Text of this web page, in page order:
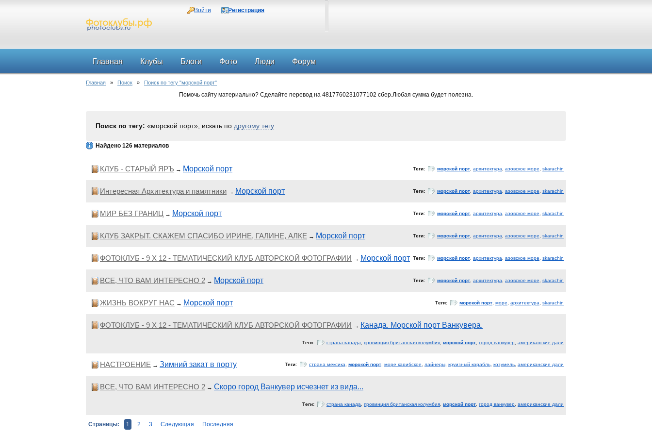
Войти Регистрация
Главная Клубы Блоги Фото Люди Форум
Главная » Поиск » Поиск по тегу "морской порт"
Помочь сайту материально? Сделайте перевод на 4817760231077102 сбер.Любая сумма будет полезна.
Поиск по тегу: «морской порт», искать по другому тегу
Найдено 126 материалов
КЛУБ - СТАРЫЙ ЯРЪ → Морской порт Теги: морской порт архитектура азовское море skarachin
Интересная Архитектура и памятники → Морской порт Теги: морской порт архитектура азовское море skarachin
МИР БЕЗ ГРАНИЦ → Морской порт Теги: морской порт архитектура азовское море skarachin
КЛУБ ЗАКРЫТ. СКАЖЕМ СПАСИБО ИРИНЕ, ГАЛИНЕ, АЛКЕ → Морской порт Теги: морской порт архитектура азовское море skarachin
ФОТОКЛУБ - 9 Х 12 - ТЕМАТИЧЕСКИЙ КЛУБ АВТОРСКОЙ ФОТОГРАФИИ → Морской порт Теги: морской порт архитектура азовское море skarachin
ВСЕ, ЧТО ВАМ ИНТЕРЕСНО 2 → Морской порт Теги: морской порт архитектура азовское море skarachin
ЖИЗНЬ ВОКРУГ НАС → Морской порт Теги: морской порт море архитектура skarachin
ФОТОКЛУБ - 9 Х 12 - ТЕМАТИЧЕСКИЙ КЛУБ АВТОРСКОЙ ФОТОГРАФИИ → Канада. Морской порт Ванкувера.
Теги: страна канада провинция британская колумбия морской порт город ванкувер американские дали
НАСТРОЕНИЕ → Зимний закат в порту Теги: страна мексика морской порт море карибское лайнеры круизный корабль козумель американские дали
ВСЕ, ЧТО ВАМ ИНТЕРЕСНО 2 → Скоро город Ванкувер исчезнет из вида...
Теги: страна канада провинция британская колумбия морской порт город ванкувер американские дали
Страницы: 1 2 3 Следующая Последняя